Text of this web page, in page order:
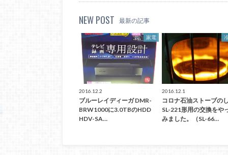
NEW POST 最新の記事
家電
2016.12.2
ブルーレイディーガ DMR-
BRW1000に3.0TBのHDD
HDV-SA…
2016.12.1
コロナ石油ストーブの
SL-221形用の交換をや
みました。（SL-66…